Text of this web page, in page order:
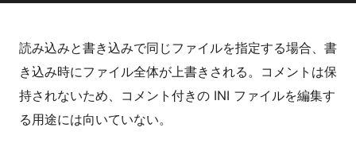
読み込みと書き込みで同じファイルを指定する場合、書
き込み時にファイル全体が上書きされる。コメントは保
持されないため、コメント付きの INI ファイルを編集す
る用途には向いていない。